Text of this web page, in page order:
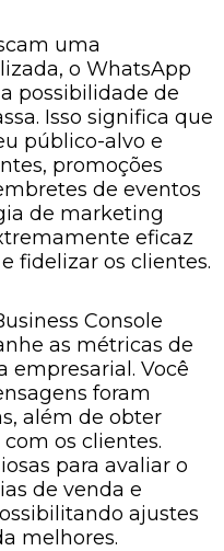
uma
o WhatsApp
possibilidade de
Isso significa que
público-alvo e
promoções
de eventos
de marketing
eficaz
fidelizar os clientes.
Console
as métricas de
empresarial. Você
foram
além de obter
os clientes.
para avaliar o
de venda e
ajustes
melhores.